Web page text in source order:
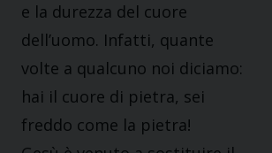
e la durezza del cuore
dell’uomo. Infatti, quante
volte a qualcuno noi diciamo:
hai il cuore di pietra, sei
freddo come la pietra!